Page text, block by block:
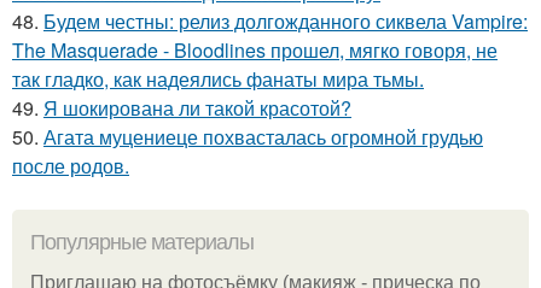
48. Будем честны: релиз долгожданного сиквела Vampire:
The Masquerade - Bloodlines прошел, мягко говоря, не
так гладко, как надеялись фанаты мира тьмы.
49. Я шокирована ли такой красотой?
50. Агата муцениеце похвасталась огромной грудью
после родов.
Популярные материалы
Приглашаю на фотосъёмку (макияж - прическа по